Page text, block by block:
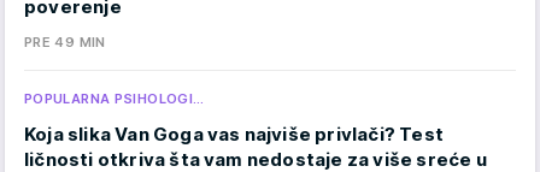
poverenje
PRE 49 MIN
POPULARNA PSIHOLOGI…
Koja slika Van Goga vas najviše privlači? Test
ličnosti otkriva šta vam nedostaje za više sreće u